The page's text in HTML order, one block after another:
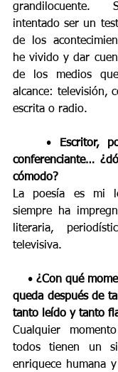
grandilocuente.
intentado ser un
de los
he vivido y dar
de los medios
alcance: televisión,
escrita o radio.
    •
Escritor,
conferenciante…
cómodo?
La poesía es mi
siempre ha
literaria,
televisiva.
    •
¿Con qué
queda después de
tanto leído y tanto
Cualquier
todos tienen un
enriquece humana